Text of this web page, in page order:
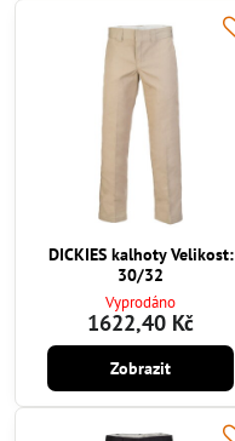
DICKIES kalhoty Velikost:
30/32
Vyprodáno
1622,40 Kč
Zobrazit